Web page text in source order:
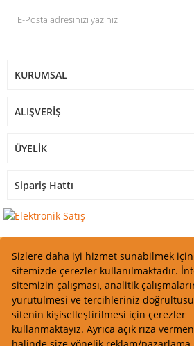
Sizlere daha iyi hizmet sunabilmek
sitemizde çerezler kullanılmaktadır.
sitemizin çalışması, analitik
yürütülmesi ve tercihleriniz
sitenin kişiselleştirilmesi için çerezler
kullanmaktayız. Ayrıca açık rıza
halinde size yönelik reklam/pazarlama
KURUMSAL
ALIŞVERİŞ
ÜYELİK
Sipariş Hattı
Start Elektronik Sanayi ve Ticaret
Resimler Yazılar ve İçeriklerin Tüm hakları
Kredi kartı bilgileriniz 256bit SSL